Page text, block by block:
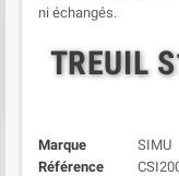
ni échangés.
TREUIL
Marque
SIMU
Référence